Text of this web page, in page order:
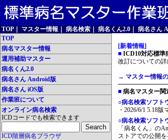
TOP マスター情報 病名検索 病名くん2.0 病名さん
TOP
病名マスター情報
運用補助マスター
病名くん2.0
病名さん Android版
病名さん iOS版
作業班について
オンライン病名検索
ICDコードでも検索できます
ICD階層病名ブラウザ
[新着情報]
■ ICD10対応標準
改訂についての詳
→ マスター情報
■ 病名マスター関
○病名検索ソフト
・2026/6/1 5.18
○病名検索ソフト
「病名くん」の
ストアでの公開を